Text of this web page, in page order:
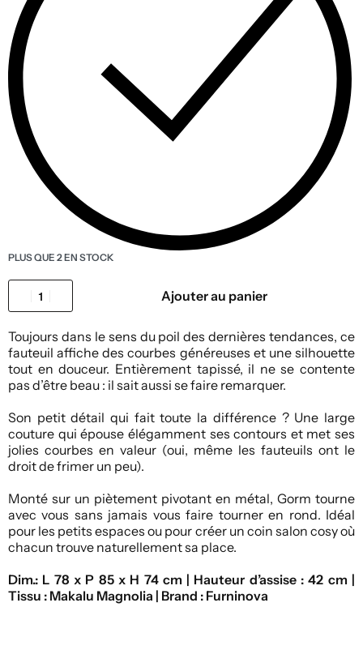
PLUS QUE 2 EN STOCK
Ajouter au panier
Toujours dans le sens du poil des dernières tendances, ce
fauteuil affiche des courbes généreuses et une silhouette
tout en douceur. Entièrement tapissé, il ne se contente
pas d’être beau : il sait aussi se faire remarquer.
Son petit détail qui fait toute la différence ? Une large
couture qui épouse élégamment ses contours et met ses
jolies courbes en valeur (oui, même les fauteuils ont le
droit de frimer un peu).
Monté sur un piètement pivotant en métal, Gorm tourne
avec vous sans jamais vous faire tourner en rond. Idéal
pour les petits espaces ou pour créer un coin salon cosy où
chacun trouve naturellement sa place.
Dim.: L 78 x P 85 x H 74 cm | Hauteur d’assise : 42 cm |
Tissu : Makalu Magnolia | Brand : Furninova